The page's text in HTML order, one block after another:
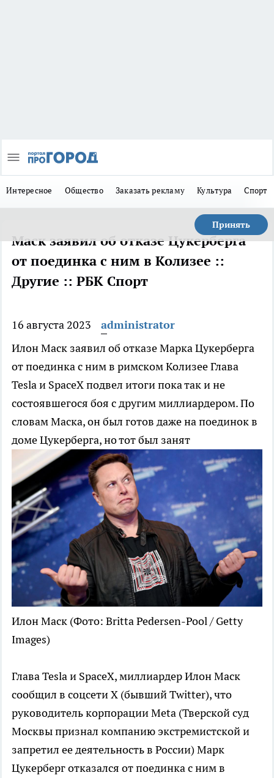
Интересное Общество Заказать рекламу Культура Спорт
Принять
Маск заявил об отказе Цукерберга
от поединка с ним в Колизее ::
Другие :: РБК Спорт
16 августа 2023
administrator
Илон Маск заявил об отказе Марка Цукерберга
от поединка с ним в римском КолизееГлава
Tesla и SpaceX подвел итоги пока так и не
состоявшегося боя с другим миллиардером. По
словам Маска, он был готов даже на поединок в
доме Цукерберга, но тот был занят
Илон Маск (Фото: Britta Pedersen-Pool / Getty
Images)
Глава Tesla и SpaceX, миллиардер Илон Маск
сообщил в соцсети X (бывший Twitter), что
руководитель корпорации Meta (Тверской суд
Москвы признал компанию экстремистской и
запретил ее деятельность в России) Марк
Цукерберг отказался от поединка с ним в